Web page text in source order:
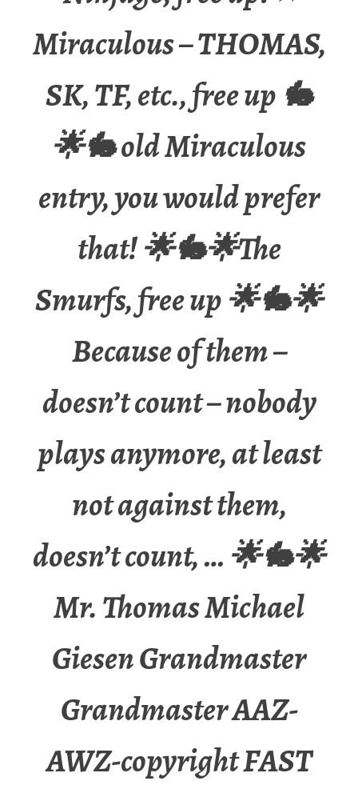
Miraculous – THOMAS,
SK, TF, etc., free up 🐇
🌟🐇 old Miraculous
entry, you would prefer
that! 🌟🐇🌟The
Smurfs, free up 🌟🐇🌟
Because of them –
doesn’t count – nobody
plays anymore, at least
not against them,
doesn’t count, … 🌟🐇🌟
Mr. Thomas Michael
Giesen Grandmaster
Grandmaster AAZ-
AWZ-copyright FAST